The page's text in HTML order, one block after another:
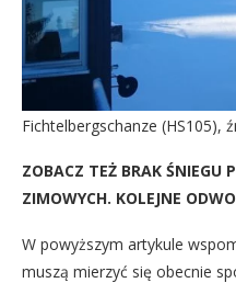
Fichtelbergschanze (HS105),
ZOBACZ TEŻ BRAK ŚNIEGU
ZIMOWYCH. KOLEJNE
W powyższym artykule
muszą mierzyć się obecnie